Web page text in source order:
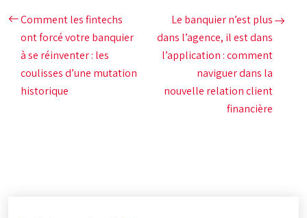
Comment les fintechs
ont forcé votre banquier
à se réinventer : les
coulisses d’une mutation
historique
Le banquier n’est plus
dans l’agence, il est dans
l’application : comment
naviguer dans la
nouvelle relation client
financière